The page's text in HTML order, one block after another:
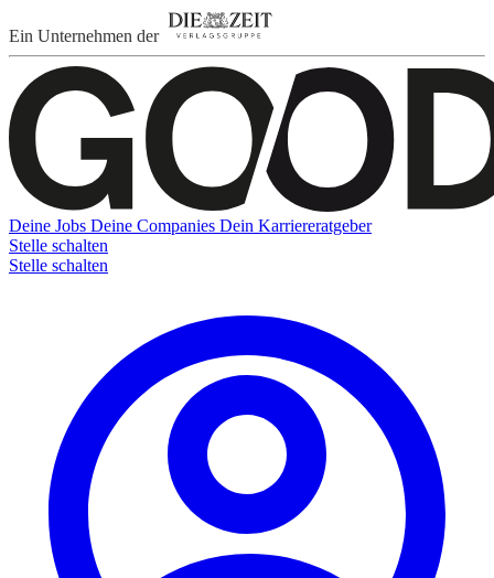
Ein Unternehmen der
Deine Jobs Deine Companies Dein Karriereratgeber
Stelle schalten
Stelle schalten